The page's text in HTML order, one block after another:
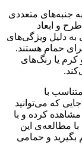
به جنبه‌های متعددی
و ابعاد
دلیل ویژگی‌های
حمام هستند.
کرم یا رنگ‌های
با
که می‌توانید
کرده و با
با مطالعه‌ی این
و حمامی